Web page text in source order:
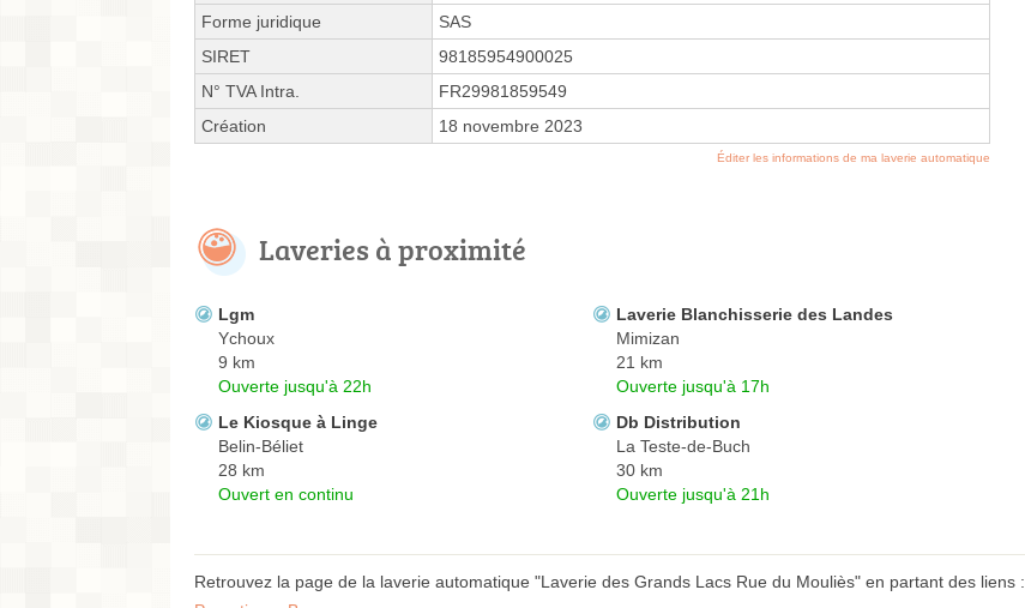
Forme juridique
SAS
SIRET
98185954900025
N° TVA Intra.
FR29981859549
Création
18 novembre 2023
Éditer les informations de ma laverie automatique
Laveries à proximité
Lgm
Ychoux
9 km
Ouverte jusqu'à 22h
Laverie Blanchisserie des Landes
Mimizan
21 km
Ouverte jusqu'à 17h
Le Kiosque à Linge
Belin-Béliet
28 km
Ouvert en continu
Db Distribution
La Teste-de-Buch
30 km
Ouverte jusqu'à 21h
Retrouvez la page de la laverie automatique "Laverie des Grands Lacs Rue du Mouliès" en partant des liens :